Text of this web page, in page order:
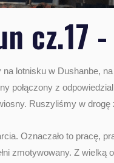
cz.17
lotnisku w Dushanbe,
połączony z
Ruszyliśmy w drogę
Oznaczało to pracę,
zmotywowany. Z